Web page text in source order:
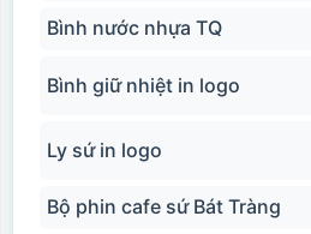
Bình nước nhựa TQ
Bình giữ nhiệt in logo
Ly sứ in logo
Bộ phin cafe sứ Bát Tràng